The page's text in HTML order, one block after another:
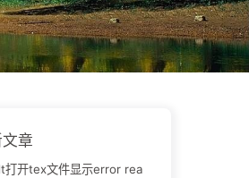
章
打开tex文件显示error rea